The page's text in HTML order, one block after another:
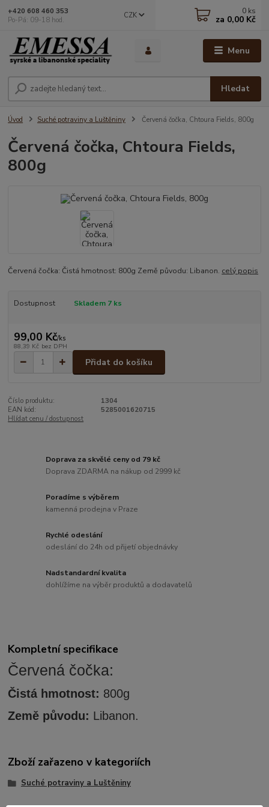
Menu
CZK
Hledat
+420 608 460 353
Po-Pá: 09-18 hod.
0 ks
za 0,00 Kč
Úvod Suché potraviny a Luštěniny Červená čočka, Chtoura Fields, 800g
Červená čočka, Chtoura Fields,
800g
Červená čočka: Čistá hmotnost: 800g Země původu: Libanon. celý popis
Dostupnost Skladem 7 ks
99,00 Kč/ks
88,39 Kč bez DPH
Přidat do košíku
Číslo produktu:
1304
EAN kód:
5285001620715
Hlídat cenu / dostupnost
Doprava za skvělé ceny od 79 kč
Doprava ZDARMA na nákup od 2999 kč
Poradíme s výběrem
kamenná prodejna v Praze
Rychlé odeslání
odeslání do 24h od přijetí objednávky
Nadstandardní kvalita
dohlížíme na výběr produktů a dodavatelů
Kompletní specifikace
Červená čočka:
Čistá hmotnost: 800g
Země původu: Libanon.
Zboží zařazeno v kategoriích
Suché potraviny a Luštěniny